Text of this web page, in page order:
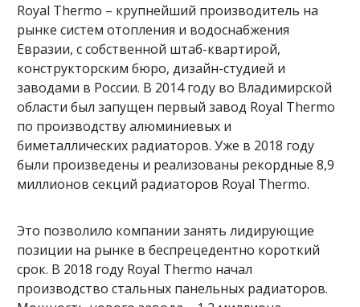
Royal Thermo – крупнейший производитель на
рынке систем отопления и водоснабжения
Евразии, с собственной штаб-квартирой,
конструкторским бюро, дизайн-студией и
заводами в России. В 2014 году во Владимирской
области был запущен первый завод Royal Thermo
по производству алюминиевых и
биметаллических радиаторов. Уже в 2018 году
были произведены и реализованы рекордные 8,9
миллионов секций радиаторов Royal Thermo.
Это позволило компании занять лидирующие
позиции на рынке в беспрецедентно короткий
срок. В 2018 году Royal Thermo начал
производство стальных панельных радиаторов.